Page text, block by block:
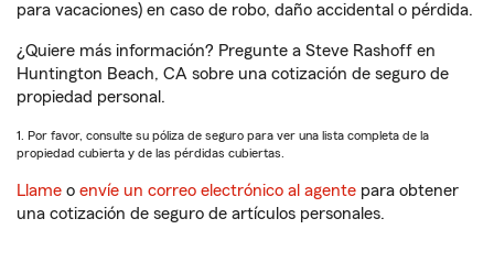
para vacaciones) en caso de robo, daño accidental o pérdida.
¿Quiere más información? Pregunte a Steve Rashoff en
Huntington Beach, CA sobre una cotización de seguro de
propiedad personal.
1. Por favor, consulte su póliza de seguro para ver una lista completa de la
propiedad cubierta y de las pérdidas cubiertas.
Llame o envíe un correo electrónico al agente para obtener
una cotización de seguro de artículos personales.